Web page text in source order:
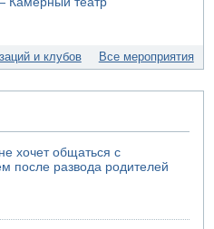
и клубов Все мероприятия
хочет общаться с
после развода родителей